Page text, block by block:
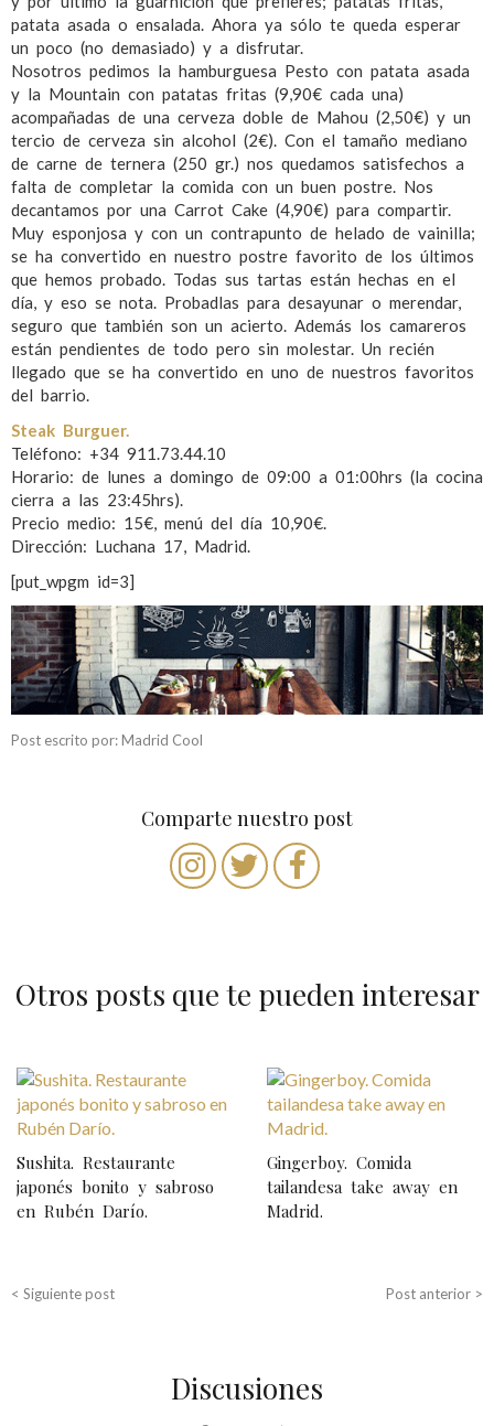
patata asada o ensalada. Ahora ya sólo te queda esperar
un poco (no demasiado) y a disfrutar.
Nosotros pedimos la hamburguesa Pesto con patata asada
y la Mountain con patatas fritas (9,90€ cada una)
acompañadas de una cerveza doble de Mahou (2,50€) y un
tercio de cerveza sin alcohol (2€). Con el tamaño mediano
de carne de ternera (250 gr.) nos quedamos satisfechos a
falta de completar la comida con un buen postre. Nos
decantamos por una Carrot Cake (4,90€) para compartir.
Muy esponjosa y con un contrapunto de helado de vainilla;
se ha convertido en nuestro postre favorito de los últimos
que hemos probado. Todas sus tartas están hechas en el
día, y eso se nota. Probadlas para desayunar o merendar,
seguro que también son un acierto. Además los camareros
están pendientes de todo pero sin molestar. Un recién
llegado que se ha convertido en uno de nuestros favoritos
del barrio.
Steak Burguer.
Teléfono: +34 911.73.44.10
Horario: de lunes a domingo de 09:00 a 01:00hrs (la cocina
cierra a las 23:45hrs).
Precio medio: 15€, menú del día 10,90€.
Dirección: Luchana 17, Madrid.
[put_wpgm id=3]
Post escrito por: Madrid Cool
Comparte nuestro post
Otros posts que te pueden interesar
Sushita. Restaurante
japonés bonito y sabroso
en Rubén Darío.
Gingerboy. Comida
tailandesa take away en
Madrid.
N
a
v
e
g
c
Post anterior >
< Siguiente post
Discusiones